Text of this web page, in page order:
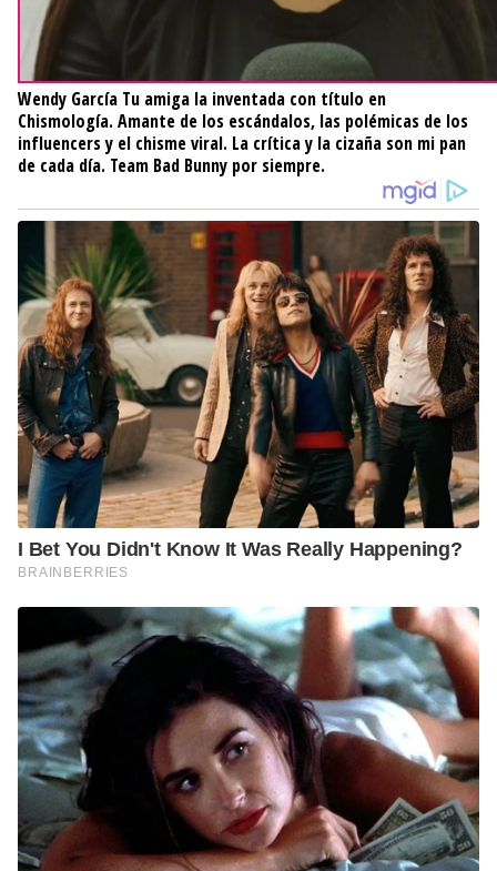
Wendy García Tu amiga la inventada con título en
Chismología. Amante de los escándalos, las polémicas de los
influencers y el chisme viral. La crítica y la cizaña son mi pan
de cada día. Team Bad Bunny por siempre.